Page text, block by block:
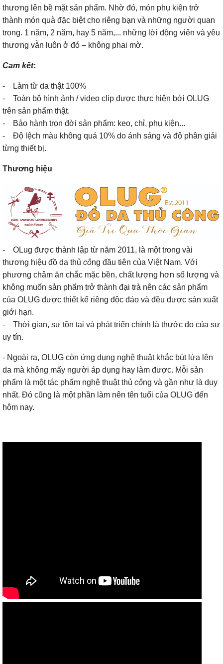
thương lên bề mặt sản phẩm. Nhờ đó, món phụ kiện trở
thành món quà đặc biệt cho riêng bạn và những người quan
trọng. 1 năm, 2 năm, hay 5 năm,... những lời động viên và yêu
thương vẫn luôn ở đó – không phai mờ.
Cam kết:
- Làm từ da thật 100%
- Toàn bộ hình ảnh / video clip được thực hiện bởi OLUG
trên sản phẩm thật.
- Bảo hành trọn đời sản phẩm: keo, chỉ, phụ kiện...
- Độ lệch màu không quá 10% do ánh sáng và độ phân giải
từng thiết bị.
Thương hiệu
- OLug được thành lập từ năm 2011, là một trong vài
thương hiệu đồ da thủ công đầu tiên của Việt Nam. Với
phương châm ăn chắc mặc bền, chất lượng hơn số lượng và
không muốn sản phẩm trở thành đại trà nên các sản phẩm
của OLUG được thiết kế riêng độc đáo và đều được sản xuất
giới hạn.
- Thời gian, sự tồn tại và phát triển chính là thước đo của sự
uy tín.
- Ngoài ra, OLUG còn ứng dụng nghệ thuật khắc bút lửa lên
da mà không mấy người áp dụng hay làm được. Mỗi sản
phẩm là một tác phẩm nghệ thuật thủ công và gần như là duy
nhất. Đó cũng là một phần làm nên tên tuổi của OLUG đến
hôm nay.